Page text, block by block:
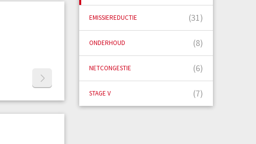
EMISSIEREDUCTIE (31)
ONDERHOUD (8)
NETCONGESTIE (6)
STAGE V (7)